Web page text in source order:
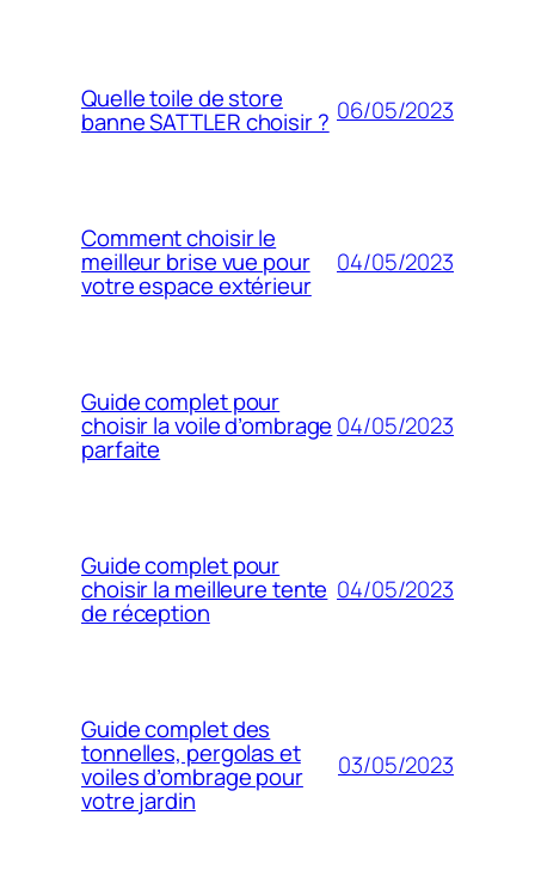
Quelle toile de store
banne SATTLER choisir ? 06/05/2023
Comment choisir le
meilleur brise vue pour
votre espace extérieur
04/05/2023
Guide complet pour
choisir la voile d’ombrage
parfaite
04/05/2023
Guide complet pour
choisir la meilleure tente
de réception
04/05/2023
Guide complet des
tonnelles, pergolas et
voiles d’ombrage pour
votre jardin
03/05/2023